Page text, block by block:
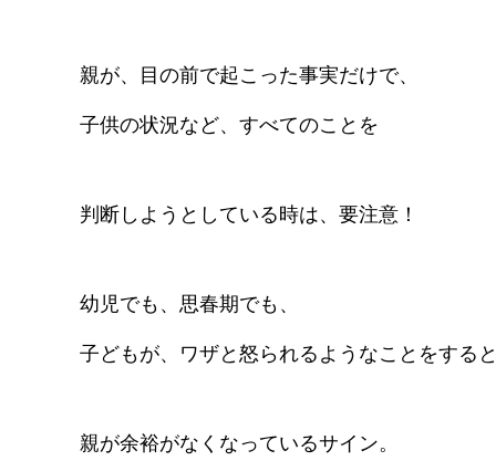
親が、目の前で起こった事実だけで、
子供の状況など、すべてのことを
判断しようとしている時は、要注意！
幼児でも、思春期でも、
子どもが、ワザと怒られるようなことをすると
親が余裕がなくなっているサイン。